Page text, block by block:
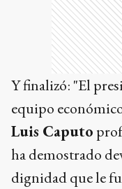
Y finalizó: "El
equipo
Luis Caputo
ha demostrado
dignidad que le